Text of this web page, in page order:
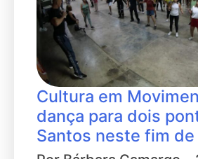
Cultura em
dança para dois
Santos neste fim de